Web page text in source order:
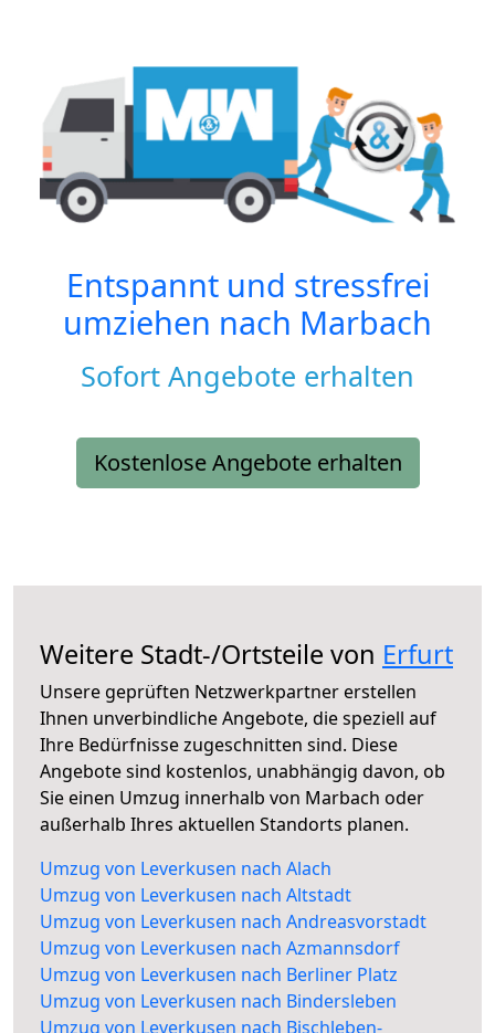
Entspannt und stressfrei
umziehen nach Marbach
Sofort Angebote erhalten
Kostenlose Angebote erhalten
Weitere Stadt-/Ortsteile von Erfurt
Unsere geprüften Netzwerkpartner erstellen
Ihnen unverbindliche Angebote, die speziell auf
Ihre Bedürfnisse zugeschnitten sind. Diese
Angebote sind kostenlos, unabhängig davon, ob
Sie einen Umzug innerhalb von Marbach oder
außerhalb Ihres aktuellen Standorts planen.
Umzug von Leverkusen nach Alach
Umzug von Leverkusen nach Altstadt
Umzug von Leverkusen nach Andreasvorstadt
Umzug von Leverkusen nach Azmannsdorf
Umzug von Leverkusen nach Berliner Platz
Umzug von Leverkusen nach Bindersleben
Umzug von Leverkusen nach Bischleben-